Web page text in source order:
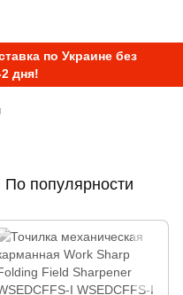
по Украине без
дня!
По популярности